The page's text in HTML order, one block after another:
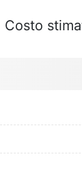
Costo